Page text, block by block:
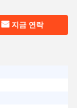
지금 연락